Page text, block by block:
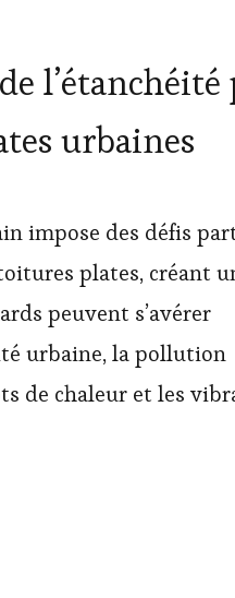
l’étanchéité
urbaines
impose des défis
plates, créant
peuvent s’avérer
urbaine, la pollution
de chaleur et les